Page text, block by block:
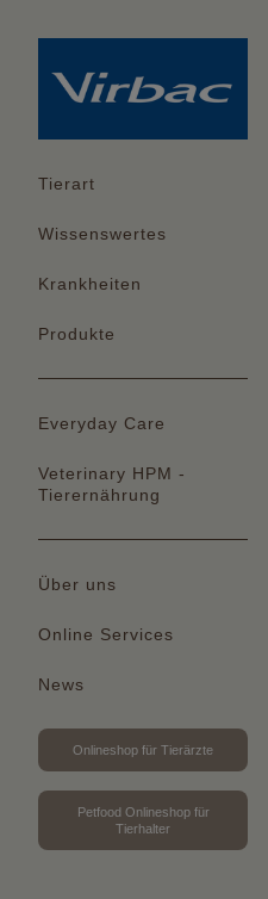
Tierart
Wissenswertes
Krankheiten
Produkte
Everyday Care
Veterinary HPM -
Tierernährung
Über uns
Online Services
News
Onlineshop für Tierärzte
Petfood Onlineshop für
Tierhalter